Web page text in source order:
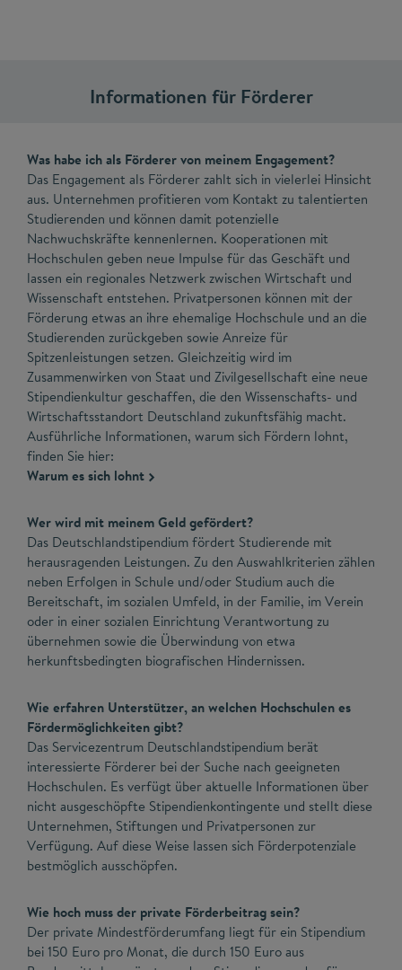
Informationen für Förderer
Was habe ich als Förderer von meinem Engagement?
Das Engagement als Förderer zahlt sich in vielerlei Hinsicht
aus. Unternehmen profitieren vom Kontakt zu talentierten
Studierenden und können damit potenzielle
Nachwuchskräfte kennenlernen. Kooperationen mit
Hochschulen geben neue Impulse für das Geschäft und
lassen ein regionales Netzwerk zwischen Wirtschaft und
Wissenschaft entstehen. Privatpersonen können mit der
Förderung etwas an ihre ehemalige Hochschule und an die
Studierenden zurückgeben sowie Anreize für
Spitzenleistungen setzen. Gleichzeitig wird im
Zusammenwirken von Staat und Zivilgesellschaft eine neue
Stipendienkultur geschaffen, die den Wissenschafts- und
Wirtschaftsstandort Deutschland zukunftsfähig macht.
Ausführliche Informationen, warum sich Fördern lohnt,
finden Sie hier:
Warum es sich lohnt
Wer wird mit meinem Geld gefördert?
Das Deutschlandstipendium fördert Studierende mit
herausragenden Leistungen. Zu den Auswahlkriterien zählen
neben Erfolgen in Schule und/oder Studium auch die
Bereitschaft, im sozialen Umfeld, in der Familie, im Verein
oder in einer sozialen Einrichtung Verantwortung zu
übernehmen sowie die Überwindung von etwa
herkunftsbedingten biografischen Hindernissen.
Wie erfahren Unterstützer, an welchen Hochschulen es
Fördermöglichkeiten gibt?
Das Servicezentrum Deutschlandstipendium berät
interessierte Förderer bei der Suche nach geeigneten
Hochschulen. Es verfügt über aktuelle Informationen über
nicht ausgeschöpfte Stipendienkontingente und stellt diese
Unternehmen, Stiftungen und Privatpersonen zur
Verfügung. Auf diese Weise lassen sich Förderpotenziale
bestmöglich ausschöpfen.
Wie hoch muss der private Förderbeitrag sein?
Der private Mindestförderumfang liegt für ein Stipendium
bei 150 Euro pro Monat, die durch 150 Euro aus